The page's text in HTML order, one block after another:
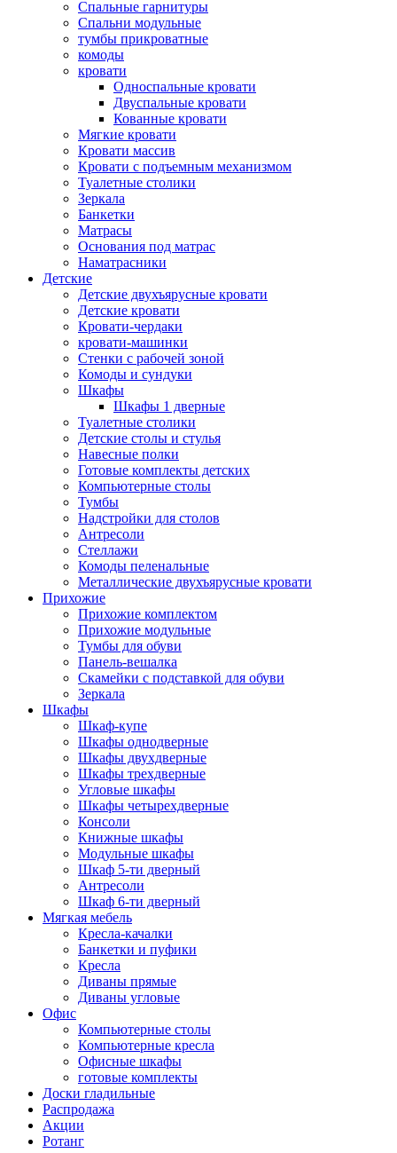
Спальные гарнитуры
Спальни модульные
тумбы прикроватные
комоды
кровати
Односпальные кровати
Двуспальные кровати
Кованные кровати
Мягкие кровати
Кровати массив
Кровати с подъемным механизмом
Туалетные столики
Зеркала
Банкетки
Матрасы
Основания под матрас
Наматрасники
Детские
Детские двухъярусные кровати
Детские кровати
Кровати-чердаки
кровати-машинки
Стенки с рабочей зоной
Комоды и сундуки
Шкафы
Шкафы 1 дверные
Туалетные столики
Детские столы и стулья
Навесные полки
Готовые комплекты детских
Компьютерные столы
Тумбы
Надстройки для столов
Антресоли
Стеллажи
Комоды пеленальные
Металлические двухъярусные кровати
Прихожие
Прихожие комплектом
Прихожие модульные
Тумбы для обуви
Панель-вешалка
Скамейки с подставкой для обуви
Зеркала
Шкафы
Шкаф-купе
Шкафы однодверные
Шкафы двухдверные
Шкафы трехдверные
Угловые шкафы
Шкафы четырехдверные
Консоли
Книжные шкафы
Модульные шкафы
Шкаф 5-ти дверный
Антресоли
Шкаф 6-ти дверный
Мягкая мебель
Кресла-качалки
Банкетки и пуфики
Кресла
Диваны прямые
Диваны угловые
Офис
Компьютерные столы
Компьютерные кресла
Офисные шкафы
готовые комплекты
Доски гладильные
Распродажа
Акции
Ротанг